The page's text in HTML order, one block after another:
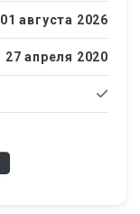
01 августа 2026
27 апреля 2020